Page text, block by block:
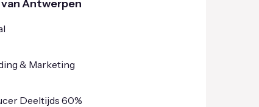
Antwerpen
& Marketing
Deeltijds 60%